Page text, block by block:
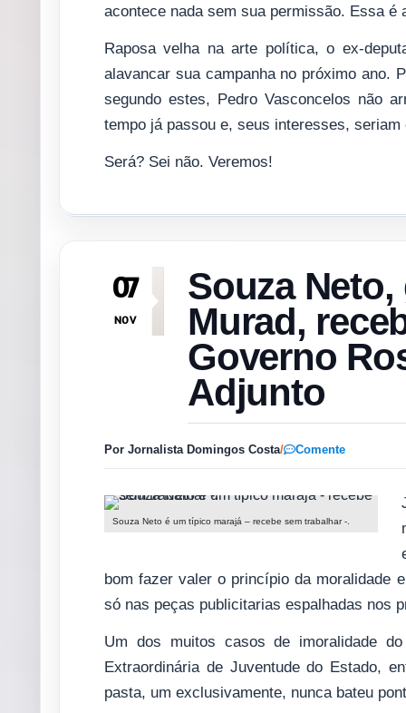
acontece nada sem sua permissão. Essa é
Raposa velha na arte política, o ex-
alavancar sua campanha no próximo ano.
segundo estes, Pedro Vasconcelos não
tempo já passou e, seus interesses,
Será? Sei não. Veremos!
07
NOV
Souza
Murad,
Governo
Adjunto
Por Jornalista Domingos Costa/ Comente
Souza Neto é um típico marajá – recebe sem trabalhar -.
bom fazer valer o princípio da moralidade
só nas peças publicitarias espalhadas nos
Um dos muitos casos de imoralidade
Extraordinária de Juventude do Estado,
pasta, um exclusivamente, nunca bateu